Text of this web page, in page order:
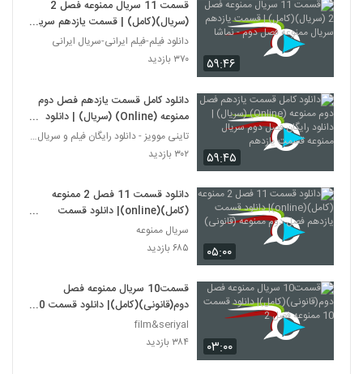
۵۹:۴۶
قسمت 11 سریال ممنوعه فصل 2
(سریال)(کامل) | قسمت یازدهم سریال
ممنوعه فصل دوم - نماشا
دانلود فیلم-فیلم ایرانی-سریال ایرانی
۳۷۰ بازدید
۵۹:۴۵
دانلود کامل قسمت یازدهم فصل دوم
ممنوعه (Online) (سریال) | دانلود
رایگان فصل دوم سریال ممنوعه
قسمت یازدهم
تاینی موویز - دانلود رایگان فیلم و سریال ایرانی جد
۳۰۲ بازدید
۰۵:۰۰
دانلود قسمت 11 فصل 2 ممنوعه
(کامل)(online)| دانلود قسمت
یازدهم فصل دوم ممنوعه (قانونی)
سریال ممنوعه
۶۸۵ بازدید
۰۳:۰۰
قسمت10 سریال ممنوعه فصل
دوم(قانونی)(کامل)| دانلود قسمت 10
ممنوعه فصل 2
film&seriyal
۳۸۴ بازدید